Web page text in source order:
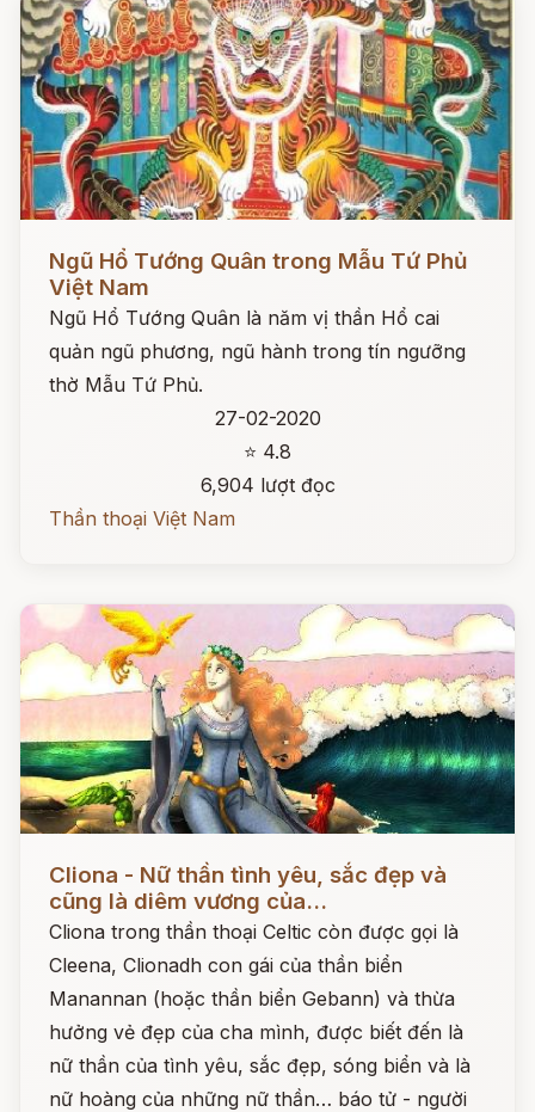
Ngũ Hổ Tướng Quân trong Mẫu Tứ Phủ
Việt Nam
Ngũ Hổ Tướng Quân là năm vị thần Hổ cai
quản ngũ phương, ngũ hành trong tín ngưỡng
thờ Mẫu Tứ Phủ.
27-02-2020
⭐ 4.8
6,904 lượt đọc
Thần thoại Việt Nam
Cliona - Nữ thần tình yêu, sắc đẹp và
cũng là diêm vương của...
Cliona trong thần thoại Celtic còn được gọi là
Cleena, Clionadh con gái của thần biển
Manannan (hoặc thần biển Gebann) và thừa
hưởng vẻ đẹp của cha mình, được biết đến là
nữ thần của tình yêu, sắc đẹp, sóng biển và là
nữ hoàng của những nữ thần… báo tử - người